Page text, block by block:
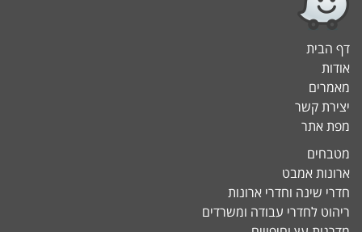
דף הבית
אודות
מאמרים
יצירת קשר
מפת אתר
מטבחים
ארונות אמבט
חדרי שינה וחדרי ארונות
ריהוט לחדרי עבודה ומשרדים